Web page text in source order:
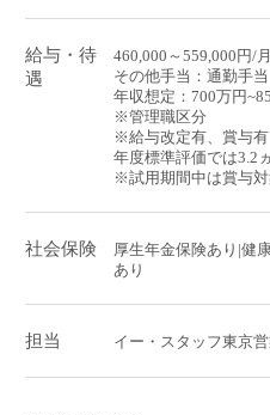
給与・待
遇
460,000～559,000円/月
その他手当：通勤手当
年収想定：700万円
※管理職区分
※給与改定有、賞与
年度標準評価では3.2ヵ
※試用期間中は賞与
社会保険
厚生年金保険あり|健
あり
担当 イー・スタッフ東京